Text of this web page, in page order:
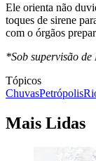
Ele orienta não
toques de sirene
com o órgãos
*Sob supervisão
Tópicos
ChuvasPetrópolis
Mais Lidas